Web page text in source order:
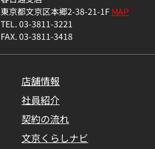
東京都文京区本郷2-38-21-1FMAP
TEL. 03-3811-3221
FAX. 03-3811-3418
店舗情報
社員紹介
契約の流れ
文京くらしナビ